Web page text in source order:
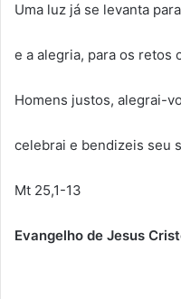
Uma luz já se levanta
e a alegria, para os retos
Homens justos, alegrai-
celebrai e bendizeis seu
Mt 25,1-13
Evangelho de Jesus